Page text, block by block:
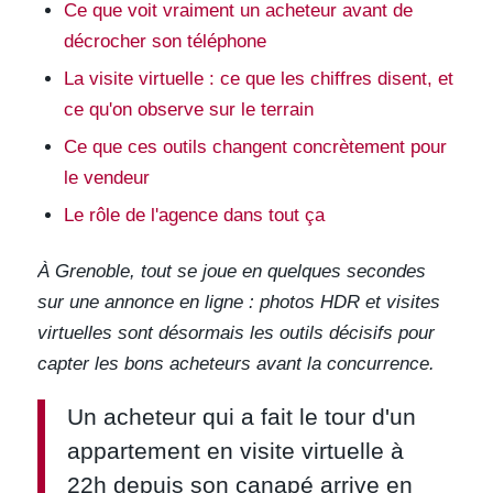
Ce que voit vraiment un acheteur avant de
décrocher son téléphone
La visite virtuelle : ce que les chiffres disent, et
ce qu'on observe sur le terrain
Ce que ces outils changent concrètement pour
le vendeur
Le rôle de l'agence dans tout ça
À Grenoble, tout se joue en quelques secondes
sur une annonce en ligne : photos HDR et visites
virtuelles sont désormais les outils décisifs pour
capter les bons acheteurs avant la concurrence.
Un acheteur qui a fait le tour d'un
appartement en visite virtuelle à
22h depuis son canapé arrive en